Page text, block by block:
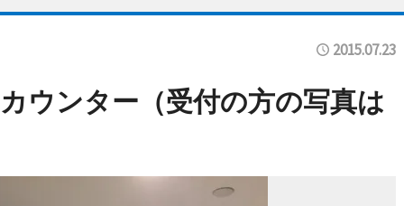
2015.07.23
ウンター（受付の方の写真は